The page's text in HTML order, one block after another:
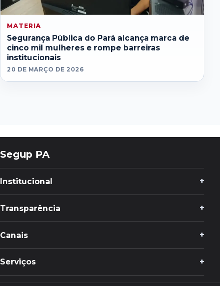
MATERIA
Segurança Pública do Pará alcança marca de
cinco mil mulheres e rompe barreiras
institucionais
20 DE MARÇO DE 2026
Segup PA
Institucional
Transparência
Canais
Serviços